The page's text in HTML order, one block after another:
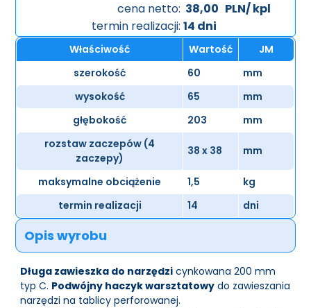
cena netto: 38,00 PLN/ kpl
termin realizacji: 14 dni
Właściwość Wartość
JM
szerokość
60
mm
wysokość
65
mm
głębokość
203
mm
rozstaw zaczepów (4
zaczepy)
38 x 38 mm
maksymalne obciążenie 1,5
kg
termin realizacji
14 dni
Opis wyrobu
Długa zawieszka do narzędzi cynkowana 200 mm
typ C. Podwójny haczyk warsztatowy do zawieszania
narzędzi na tablicy perforowanej.